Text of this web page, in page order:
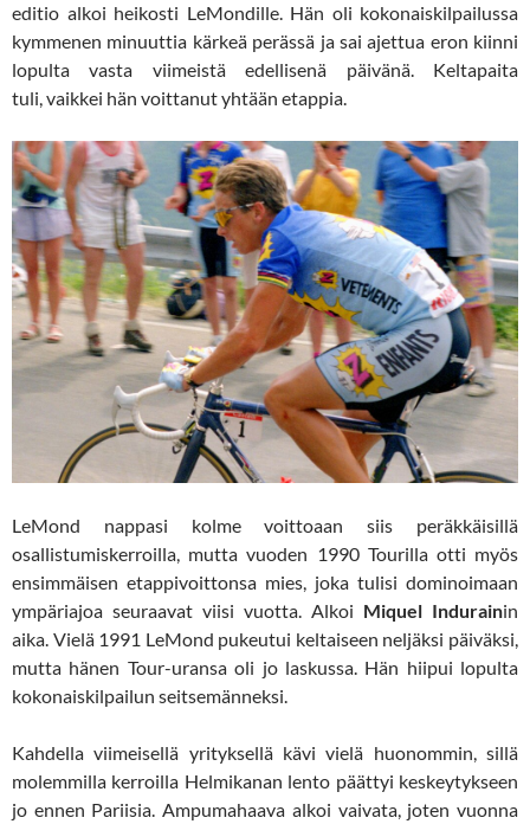
editio alkoi heikosti LeMondille. Hän oli kokonaiskilpailussa
kymmenen minuuttia kärkeä perässä ja sai ajettua eron kiinni
lopulta vasta viimeistä edellisenä päivänä. Keltapaita
tuli, vaikkei hän voittanut yhtään etappia.
LeMond nappasi kolme voittoaan siis peräkkäisillä
osallistumiskerroilla, mutta vuoden 1990 Tourilla otti myös
ensimmäisen etappivoittonsa mies, joka tulisi dominoimaan
ympäriajoa seuraavat viisi vuotta. Alkoi Miquel Indurainin
aika. Vielä 1991 LeMond pukeutui keltaiseen neljäksi päiväksi,
mutta hänen Tour-uransa oli jo laskussa. Hän hiipui lopulta
kokonaiskilpailun seitsemänneksi.
Kahdella viimeisellä yrityksellä kävi vielä huonommin, sillä
molemmilla kerroilla Helmikanan lento päättyi keskeytykseen
jo ennen Pariisia. Ampumahaava alkoi vaivata, joten vuonna